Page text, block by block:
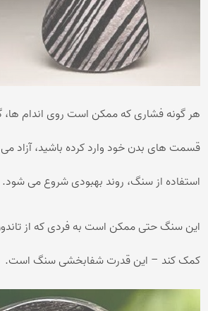
هر گونه فشاری که ممکن است روی اندام ها،
قسمت های بدن خود وارد کرده باشید، آزاد
استفاده از سنگ، روند بهبودی شروع می شود.
این سنگ حتی ممکن است به فردی که از
کمک کند – این قدرت شفابخشی سنگ است.